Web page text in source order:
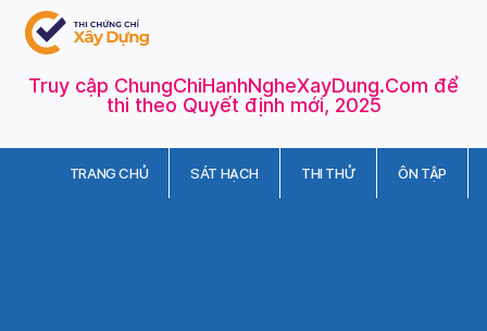
Truy cập ChungChiHanhNgheXayDung.Com để
thi theo Quyết định mới, 2025
TRANG CHỦ SÁT HẠCH THI THỬ ÔN TẬP